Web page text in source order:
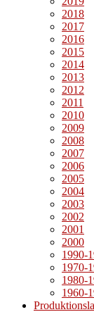
2018
2017
2016
2015
2014
2013
2012
2011
2010
2009
2008
2007
2006
2005
2004
2003
2002
2001
2000
1990-
1970-
1980-
1960-